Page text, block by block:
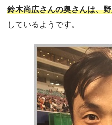
鈴木尚広さんの奥さんは、
しているようです。